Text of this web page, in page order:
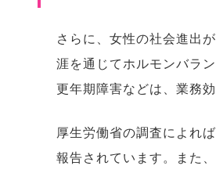
さらに、女性の社会進出
涯を通じてホルモンバラ
更年期障害などは、業務
厚生労働省の調査によれ
報告されています。また